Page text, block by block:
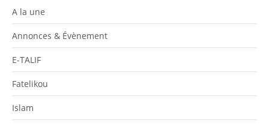
A la une
Annonces & Évènement
E-TALIF
Fatelikou
Islam